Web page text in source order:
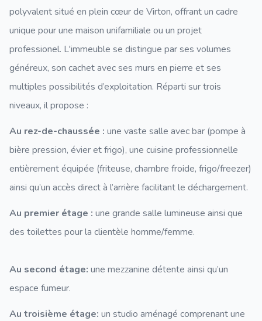
polyvalent situé en plein cœur de Virton, offrant un cadre
unique pour une maison unifamiliale ou un projet
professionel. L'immeuble se distingue par ses volumes
généreux, son cachet avec ses murs en pierre et ses
multiples possibilités d’exploitation. Réparti sur trois
niveaux, il propose :
Au rez-de-chaussée : une vaste salle avec bar (pompe à
bière pression, évier et frigo), une cuisine professionnelle
entièrement équipée (friteuse, chambre froide, frigo/freezer)
ainsi qu’un accès direct à l’arrière facilitant le déchargement.
Au premier étage : une grande salle lumineuse ainsi que
des toilettes pour la clientèle homme/femme.
Au second étage: une mezzanine détente ainsi qu’un
espace fumeur.
Au troisième étage: un studio aménagé comprenant une